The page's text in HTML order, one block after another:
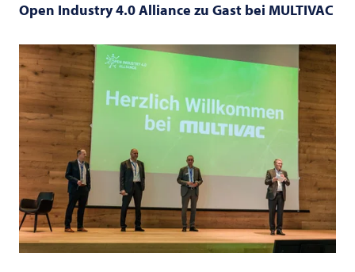
Open Industry 4.0 Alliance zu Gast bei MULTIVAC